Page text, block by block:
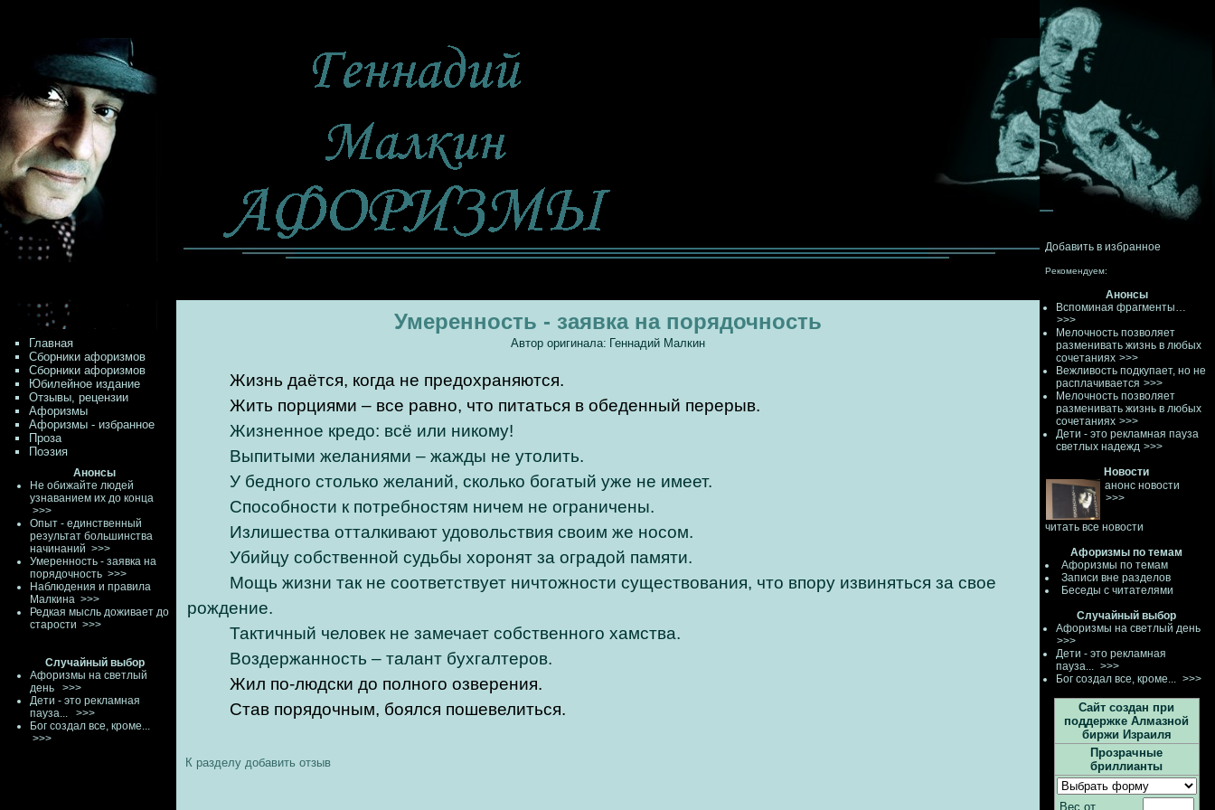
Добавить в избранное
Рекомендуем:
Анонсы
Вспоминая фрагменты…
>>>
Мелочность позволяет
разменивать жизнь в любых
сочетаниях >>>
Вежливость подкупает, но не
расплачивается >>>
Мелочность позволяет
разменивать жизнь в любых
сочетаниях >>>
Дети - это рекламная пауза
светлых надежд >>>
Новости
анонс новости
>>>
читать все новости
Афоризмы по темам
Афоризмы по темам
Записи вне разделов
Беседы с читателями
Случайный выбор
Афоризмы на светлый день
>>>
Дети - это рекламная
пауза... >>>
Бог создал все, кроме... >>>
Сайт создан при
поддержке Алмазной
биржи Израиля
Прозрачные
бриллианты
Вес от
Главная
Сборники афоризмов
Сборники афоризмов
Юбилейное издание
Отзывы, рецензии
Афоризмы
Афоризмы - избранное
Проза
Поэзия
Анонсы
Не обижайте людей
узнаванием их до конца
>>>
Опыт - единственный
результат большинства
начинаний >>>
Умеренность - заявка на
порядочность >>>
Наблюдения и правила
Малкина >>>
Редкая мысль доживает до
старости >>>
Случайный выбор
Афоризмы на светлый
день
>>>
Дети - это рекламная
пауза...
>>>
Бог создал все, кроме...
>>>
Умеренность - заявка на порядочность
Автор оригинала: Геннадий Малкин
Жизнь даётся, когда не предохраняются.
Жить порциями – все равно, что питаться в обеденный перерыв.
Жизненное кредо: всё или никому!
Выпитыми желаниями – жажды не утолить.
У бедного столько желаний, сколько богатый уже не имеет.
Способности к потребностям ничем не ограничены.
Излишества отталкивают удовольствия своим же носом.
Убийцу собственной судьбы хоронят за оградой памяти.
Мощь жизни так не соответствует ничтожности существования, что впору извиняться за свое
рождение.
Тактичный человек не замечает собственного хамства.
Воздержанность – талант бухгалтеров.
Жил по-людски до полного озверения.
Став порядочным, боялся пошевелиться.
К разделу добавить отзыв